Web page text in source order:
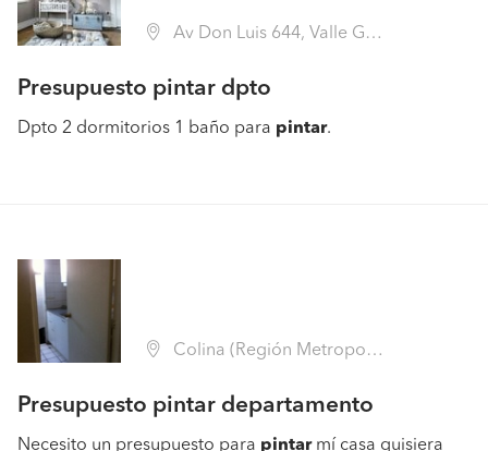
Av Don Luis 644, Valle Grande, Lampa (Región Metropolitana - Chacabuco)
Presupuesto pintar dpto
Dpto 2 dormitorios 1 baño para pintar.
Colina (Región Metropolitana - Chacabuco)
Presupuesto pintar departamento
Necesito un presupuesto para pintarmí casa quisiera